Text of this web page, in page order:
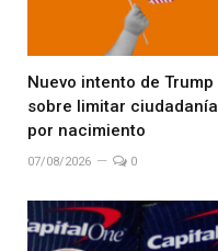
Nuevo intento de Trump
sobre limitar ciudadanía
por nacimiento
07/08/2026 0